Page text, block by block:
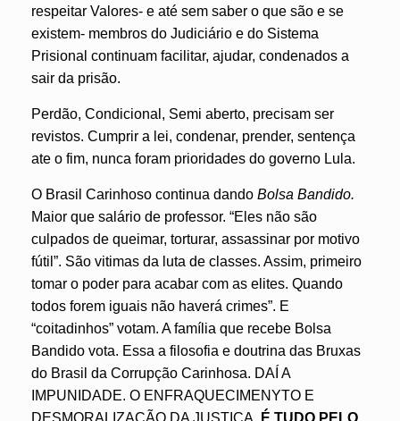
respeitar Valores- e até sem saber o que são e se
existem- membros do Judiciário e do Sistema
Prisional continuam facilitar, ajudar, condenados a
sair da prisão.
Perdão, Condicional, Semi aberto, precisam ser
revistos. Cumprir a lei, condenar, prender, sentença
ate o fim, nunca foram prioridades do governo Lula.
O Brasil Carinhoso continua dando Bolsa Bandido.
Maior que salário de professor. “Eles não são
culpados de queimar, torturar, assassinar por motivo
fútil”. São vitimas da luta de classes. Assim, primeiro
tomar o poder para acabar com as elites. Quando
todos forem iguais não haverá crimes”. E
“coitadinhos” votam. A família que recebe Bolsa
Bandido vota. Essa a filosofia e doutrina das Bruxas
do Brasil da Corrupção Carinhosa. DAÍ A
IMPUNIDADE. O ENFRAQUECIMENYTO E
DESMORALIZAÇÃO DA JUSTIÇA.
É TUDO PELO